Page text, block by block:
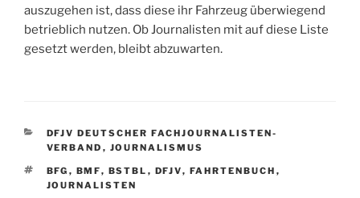
auszugehen ist, dass diese ihr Fahrzeug überwiegend
betrieblich nutzen. Ob Journalisten mit auf diese Liste
gesetzt werden, bleibt abzuwarten.
KATEGORIEN
DFJV DEUTSCHER FACHJOURNALISTEN-
VERBAND , JOURNALISMUS
SCHLAGWÖRTER
BFG , BMF, BSTBL , DFJV, FAHRTENBUCH ,
JOURNALISTEN